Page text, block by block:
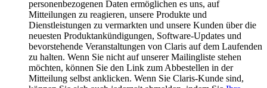
personenbezogenen Daten ermöglichen es uns, auf
Mitteilungen zu reagieren, unsere Produkte und
Dienstleistungen zu vermarkten und unsere Kunden über die
neuesten Produktankündigungen, Software-Updates und
bevorstehende Veranstaltungen von Claris auf dem Laufenden
zu halten. Wenn Sie nicht auf unserer Mailingliste stehen
möchten, können Sie den Link zum Abbestellen in der
Mitteilung selbst anklicken. Wenn Sie Claris-Kunde sind,